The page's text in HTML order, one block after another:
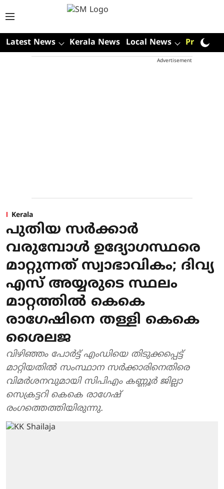
Latest News Kerala News Local News Premium
Advertisement
Kerala
പുതിയ സർക്കാർ
വരുമ്പോൾ ഉദ്യോഗസ്ഥരെ
മാറ്റുന്നത് സ്വാഭാവികം; ദിവ്യ
എസ് അയ്യരുടെ സ്ഥലം
മാറ്റത്തിൽ കെകെ
രാഗേഷിനെ തള്ളി കെകെ
ശൈലജ
വിഴിഞ്ഞം പോർട്ട് എംഡിയെ തിടുക്കപ്പെട്ട്
മാറ്റിയതിൽ സംസ്ഥാന സർക്കാരിനെതിരെ
വിമർശനവുമായി സിപിഎം കണ്ണൂർ ജില്ലാ
സെക്രട്ടറി കെകെ രാഗേഷ്
രംഗത്തെത്തിയിരുന്നു.